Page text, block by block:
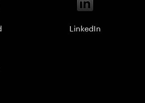
LinkedIn